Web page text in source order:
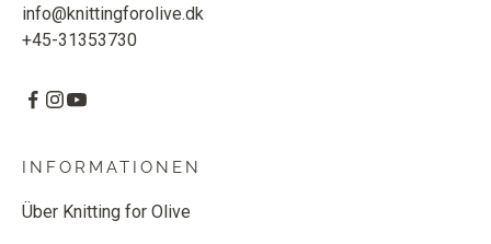
info@knittingforolive.dk
+45-31353730
INFORMATIONEN
Über Knitting for Olive